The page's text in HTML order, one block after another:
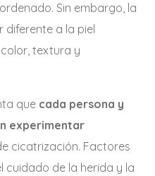
Sin embargo, la
diferente a la piel
textura y
que cada persona y
experimentar
cicatrización. Factores
cuidado de la herida y la